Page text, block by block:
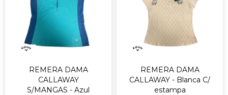
REMERA DAMA
CALLAWAY
S/MANGAS - Azul
REMERA DAMA
CALLAWAY - Blanca C/
estampa